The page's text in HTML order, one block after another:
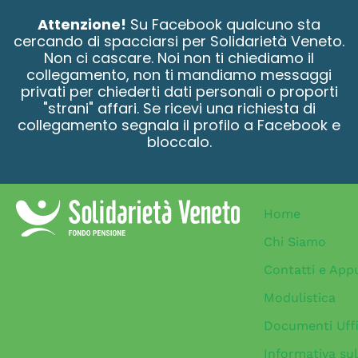
Attenzione! Su Facebook qualcuno sta
cercando di spacciarsi per Solidarietà Veneto.
Non ci cascare. Noi non ti chiediamo il
collegamento, non ti mandiamo messaggi
privati per chiederti dati personali o proporti
"strani" affari. Se ricevi una richiesta di
collegamento segnala il profilo a Facebook e
bloccalo.
Home
Chi Siamo
Contatti e
Modulistica
Documenti
Informativa